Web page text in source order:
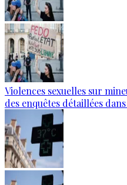
Violences sexuelles sur
des enquêtes détaillées